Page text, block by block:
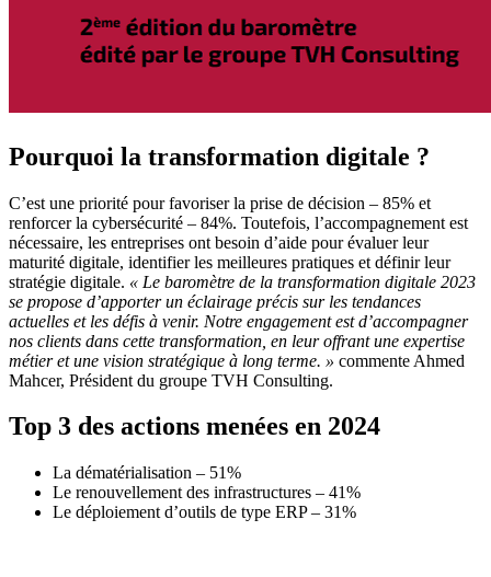
Pourquoi la transformation digitale ?
C’est une priorité pour favoriser la prise de décision – 85% et
renforcer la cybersécurité – 84%. Toutefois, l’accompagnement est
nécessaire, les entreprises ont besoin d’aide pour évaluer leur
maturité digitale, identifier les meilleures pratiques et définir leur
stratégie digitale. « Le baromètre de la transformation digitale 2023
se propose d’apporter un éclairage précis sur les tendances
actuelles et les défis à venir. Notre engagement est d’accompagner
nos clients dans cette transformation, en leur offrant une expertise
métier et une vision stratégique à long terme. » commente Ahmed
Mahcer, Président du groupe TVH Consulting.
Top 3 des actions menées en 2024
La dématérialisation – 51%
Le renouvellement des infrastructures – 41%
Le déploiement d’outils de type ERP – 31%